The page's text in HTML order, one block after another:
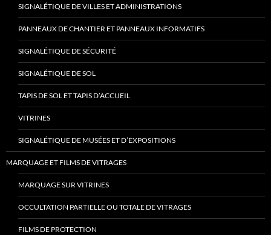
SIGNALÉTIQUE DE VILLES ET ADMINISTRATIONS
PANNEAUX DE CHANTIER ET PANNEAUX INFORMATIFS
SIGNALÉTIQUE DE SÉCURITÉ
SIGNALÉTIQUE DE SOL
TAPIS DE SOL ET TAPIS D’ACCUEIL
VITRINES
SIGNALÉTIQUE DE MUSÉES ET D’EXPOSITIONS
MARQUAGE ET FILMS DE VITRAGES
MARQUAGE SUR VITRINES
OCCULTATION PARTIELLE OU TOTALE DE VITRAGES
FILMS DE PROTECTION